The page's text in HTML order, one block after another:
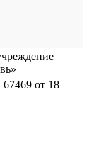
от 18